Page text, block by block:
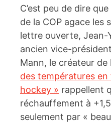
C’est peu de dire
de la COP agace les
lettre ouverte, Jean-
ancien vice-
Mann, le créateur de
des températures
hockey » rappellent
réchauffement à
seulement par «